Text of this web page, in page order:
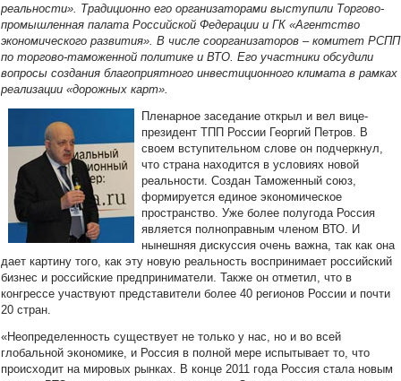
реальности». Традиционно его организаторами выступили Торгово-
промышленная палата Российской Федерации и ГК «Агентство
экономического развития». В числе соорганизаторов – комитет РСПП
по торгово-таможенной политике и ВТО. Его участники обсудили
вопросы создания благоприятного инвестиционного климата в рамках
реализации «дорожных карт».
Пленарное заседание открыл и вел вице-
президент ТПП России Георгий Петров. В
своем вступительном слове он подчеркнул,
что страна находится в условиях новой
реальности. Создан Таможенный союз,
формируется единое экономическое
пространство. Уже более полугода Россия
является полноправным членом ВТО. И
нынешняя дискуссия очень важна, так как она
дает картину того, как эту новую реальность воспринимает российский
бизнес и российские предприниматели. Также он отметил, что в
конгрессе участвуют представители более 40 регионов России и почти
20 стран.
«Неопределенность существует не только у нас, но и во всей
глобальной экономике, и Россия в полной мере испытывает то, что
происходит на мировых рынках. В конце 2011 года Россия стала новым